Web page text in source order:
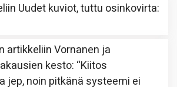
Uudet kuviot, tuttu osinkovirta:
artikkeliinVornanen ja
kesto: “Kiitos
jep, noin pitkänä systeemi ei